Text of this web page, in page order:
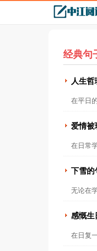
经典句
人生哲
在平日
爱情被
在日常
下雪的
无论在
感慨生
在日复